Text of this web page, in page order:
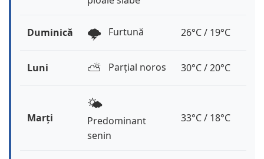
Duminică 🌩️ Furtună 26°C / 19°C
Luni ⛅️ Parțial noros 30°C / 20°C
Marți
🌤️
Predominant
senin
33°C / 18°C